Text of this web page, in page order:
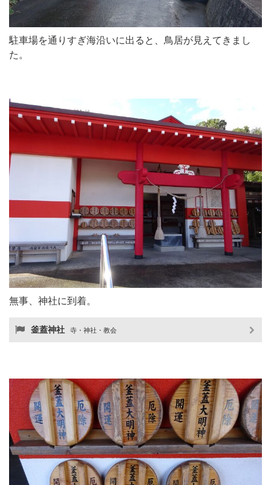
駐車場を通りすぎ海沿いに出ると、鳥居が見えてきまし
た。
無事、神社に到着。
釜蓋神社 寺・神社・教会